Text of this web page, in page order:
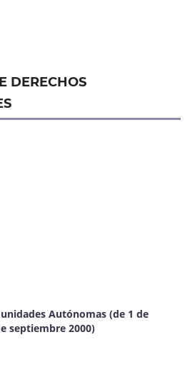
DERECHOS
Autónomas (de 1 de
septiembre 2000)